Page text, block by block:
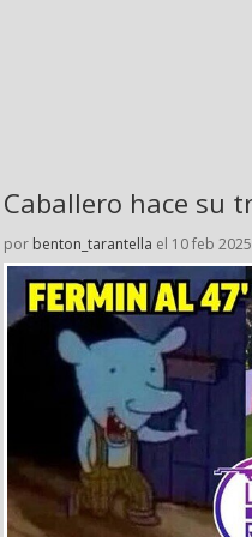
Caballero hace su
por benton_tarantella el 10 feb